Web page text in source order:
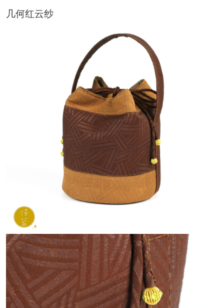
几何红云纱